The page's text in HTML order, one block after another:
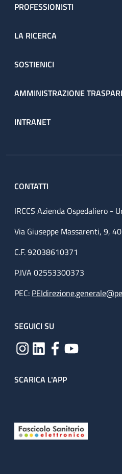
PROFESSIONISTI
LA RICERCA
SOSTIENICI
AMMINISTRAZIONE
INTRANET
CONTATTI
IRCCS Azienda Ospedaliero -
Via Giuseppe Massarenti, 9,
C.F. 92038610371
P.IVA 02553300373
PEC:
SEGUICI SU
SCARICA L'APP